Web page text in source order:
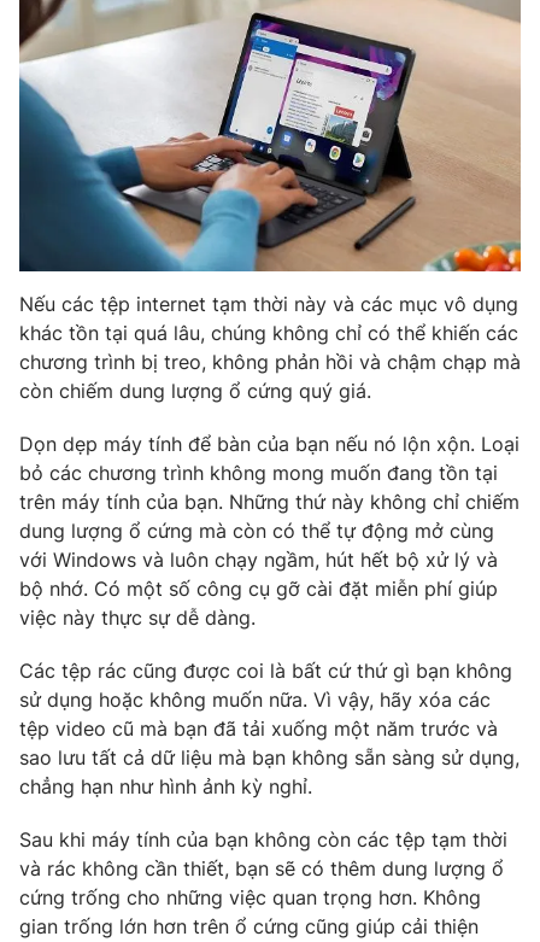
Thị trường 24h Tấm lòng Việt
VTV4 Vươn mình bằng AI
VTV8
Liên hệ tòa soạn English
THỜI BÁO VTV
Theo dõi báo trên
Cơ quan chủ quản:
Đài Truyền hình Việt Nam
Cơ quan báo chí:Thời báo VTV
Giấy phép hoạt động báo in và báo điện tử số 483/GP-BTTTT
Tổng Biên tập:Vũ Thanh Thủy
Phó Tổng Biên tập:Nguyễn Thị Mỹ Hạnh, Phạm Quốc Thắng,
Nguyễn Trọng Ninh
Tổng đài VTV:024.38 355 931 - 024.38 355 932
Ðiện thoại Thời báo VTV:024.66 897 897
Email: toasoan@vtv.vn
Liên hệ quảng cáo:024-7300.7108
Nếu các tệp internet tạm thời này và các mục vô dụng
khác tồn tại quá lâu, chúng không chỉ có thể khiến các
chương trình bị treo, không phản hồi và chậm chạp mà
còn chiếm dung lượng ổ cứng quý giá.
Dọn dẹp máy tính để bàn của bạn nếu nó lộn xộn. Loại
bỏ các chương trình không mong muốn đang tồn tại
trên máy tính của bạn. Những thứ này không chỉ chiếm
dung lượng ổ cứng mà còn có thể tự động mở cùng
với Windows và luôn chạy ngầm, hút hết bộ xử lý và
bộ nhớ. Có một số công cụ gỡ cài đặt miễn phí giúp
việc này thực sự dễ dàng.
Các tệp rác cũng được coi là bất cứ thứ gì bạn không
sử dụng hoặc không muốn nữa. Vì vậy, hãy xóa các
tệp video cũ mà bạn đã tải xuống một năm trước và
sao lưu tất cả dữ liệu mà bạn không sẵn sàng sử dụng,
chẳng hạn như hình ảnh kỳ nghỉ.
Sau khi máy tính của bạn không còn các tệp tạm thời
và rác không cần thiết, bạn sẽ có thêm dung lượng ổ
cứng trống cho những việc quan trọng hơn. Không
gian trống lớn hơn trên ổ cứng cũng giúp cải thiện